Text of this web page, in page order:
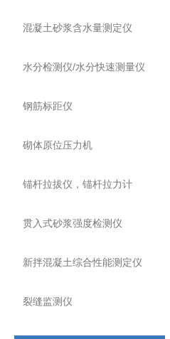
混凝土砂浆含水量测定仪
水分检测仪/水分快速测量仪
钢筋标距仪
砌体原位压力机
锚杆拉拔仪，锚杆拉力计
贯入式砂浆强度检测仪
新拌混凝土综合性能测定仪
裂缝监测仪